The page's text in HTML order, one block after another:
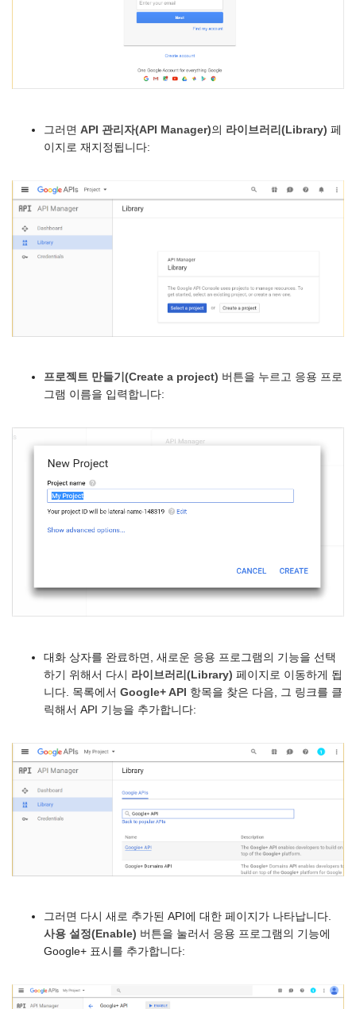
그러면 API 관리자(API Manager)의 라이브러리(Library) 페
이지로 재지정됩니다:
프로젝트 만들기(Create a project) 버튼을 누르고 응용 프로
그램 이름을 입력합니다:
대화 상자를 완료하면, 새로운 응용 프로그램의 기능을 선택
하기 위해서 다시 라이브러리(Library) 페이지로 이동하게 됩
니다. 목록에서 Google+ API 항목을 찾은 다음, 그 링크를 클
릭해서 API 기능을 추가합니다:
그러면 다시 새로 추가된 API에 대한 페이지가 나타납니다.
사용 설정(Enable) 버튼을 눌러서 응용 프로그램의 기능에
Google+ 표시를 추가합니다: